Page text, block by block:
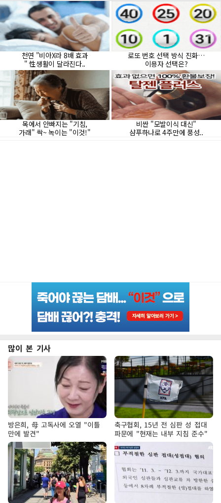
많이 본 기사
방은희, 母 고독사에 오열 "이틀
만에 발견"
축구협회, 15년 전 심판 성 접대
파문에 "현재는 내부 지침 준수"